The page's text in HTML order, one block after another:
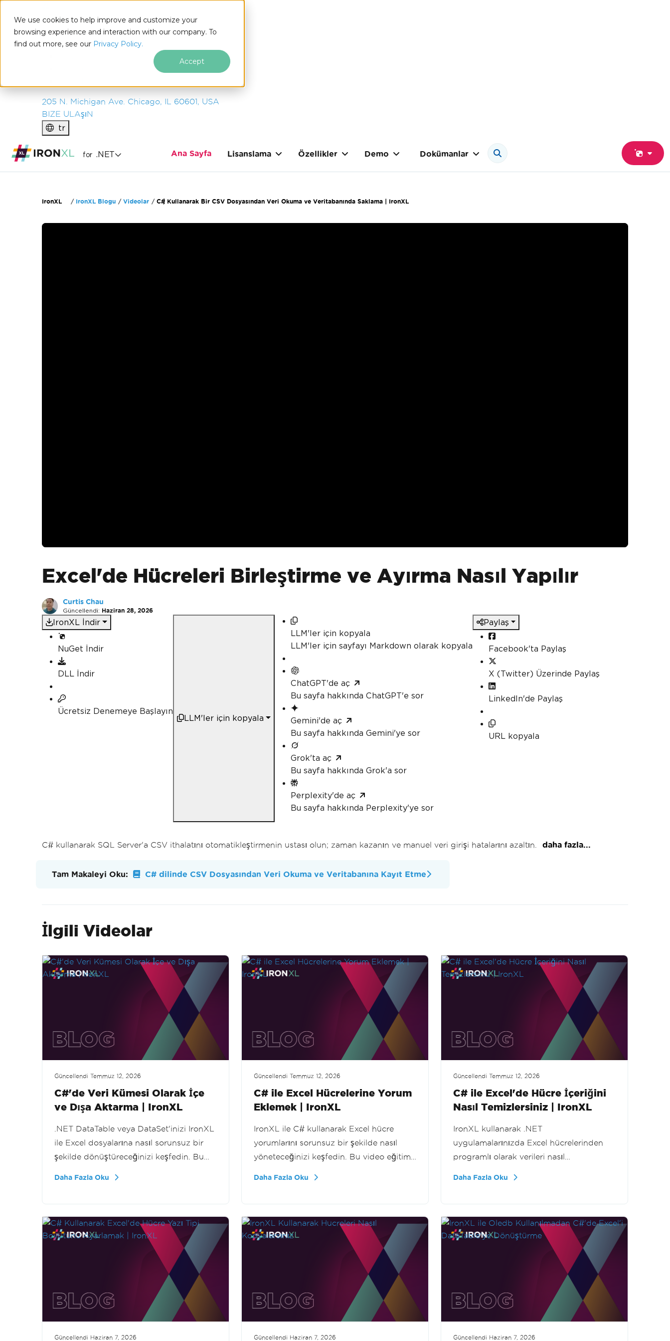
We use cookies to help improve and customize your
browsing experience and interaction with our company. To
find out more, see our Privacy Policy.
Accept
IRONSOFTWARE
ÜRüNLER
KURUM
205 N. Michigan Ave. Chicago, IL 60601, USA
BIZE ULAşıN
tr
for .NET Ana Sayfa Lisanslama Özellikler Demo Dokümanlar
IronXL IronXL Blogu Videolar C# Kullanarak Bir CSV Dosyasından Veri Okuma ve Veritabanında Saklama | IronXL
Excel'de Hücreleri Birleştirme ve Ayırma Nasıl Yapılır
Curtis Chau
Güncellendi: Haziran 28, 2026
IronXL İndir
NuGet İndir
DLL İndir
Ücretsiz Denemeye Başlayın
LLM'ler için kopyala
LLM'ler için kopyala
LLM'ler için sayfayı Markdown olarak kopyala
ChatGPT'de aç
Bu sayfa hakkında ChatGPT'e sor
Gemini'de aç
Bu sayfa hakkında Gemini'ye sor
Grok'ta aç
Bu sayfa hakkında Grok'a sor
Perplexity'de aç
Bu sayfa hakkında Perplexity'ye sor
Paylaş
Facebook'ta Paylaş
X (Twitter) Üzerinde Paylaş
LinkedIn'de Paylaş
URL kopyala
C# kullanarak SQL Server'a CSV ithalatını otomatikleştirmenin ustası olun; zaman kazanın ve manuel veri girişi hatalarını azaltın. daha fazla...
Tam Makaleyi Oku: C# dilinde CSV Dosyasından Veri Okuma ve Veritabanına Kayıt Etme
İlgili Videolar
Güncellendi Temmuz 12, 2026
C#'de Veri Kümesi Olarak İçe
ve Dışa Aktarma | IronXL
.NET DataTable veya DataSet'inizi IronXL
ile Excel dosyalarına nasıl sorunsuz bir
şekilde dönüştüreceğinizi keşfedin. Bu
Daha Fazla Oku
Güncellendi Temmuz 12, 2026
C# ile Excel Hücrelerine Yorum
Eklemek | IronXL
IronXL ile C# kullanarak Excel hücre
yorumlarını sorunsuz bir şekilde nasıl
yöneteceğinizi keşfedin. Bu video eğitimi,
geliştiriciler için mükemmel.
Daha Fazla Oku
Güncellendi Temmuz 12, 2026
C# ile Excel'de Hücre İçeriğini
Nasıl Temizlersiniz | IronXL
IronXL kullanarak .NET
uygulamalarınızda Excel hücrelerinden
programlı olarak verileri nasıl
Daha Fazla Oku
Güncellendi Haziran 7, 2026 Güncellendi Haziran 7, 2026 Güncellendi Haziran 7, 2026
Daha fazla göster